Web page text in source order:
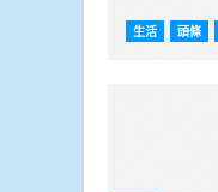
生活 頭條